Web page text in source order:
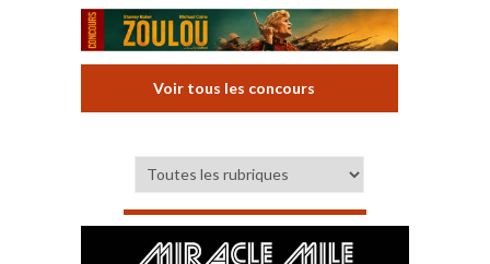
Voir tous les concours